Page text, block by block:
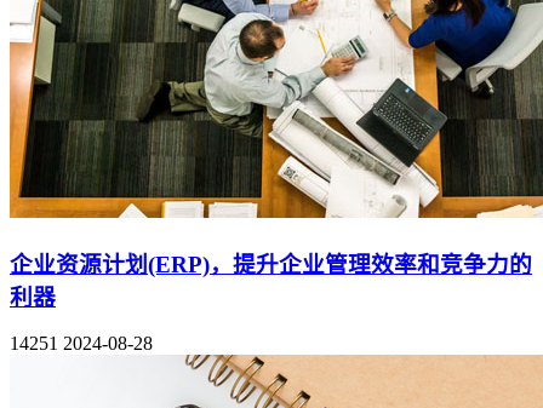
企业资源计划(ERP)，提升企业管理效率和竞争力的
利器
14251 2024-08-28